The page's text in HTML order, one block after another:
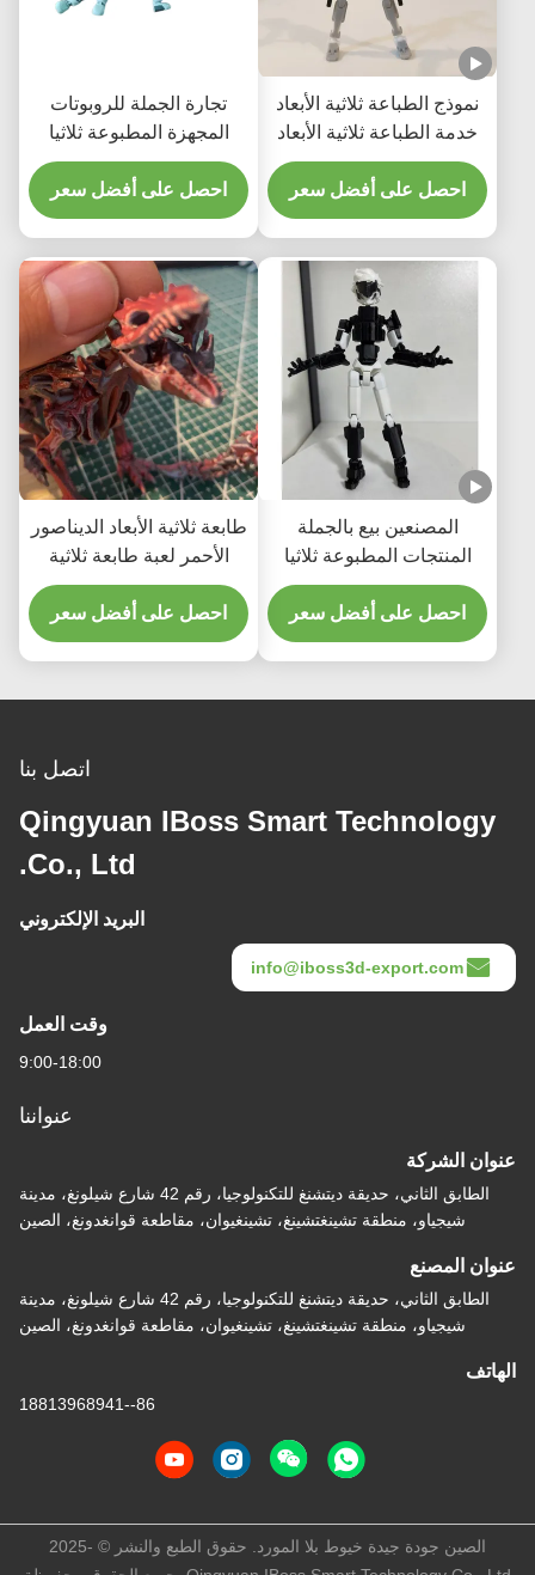
نموذج الطباعة ثلاثية الأبعاد
خدمة الطباعة ثلاثية الأبعاد
المخصصة نموذج الطباعة
ثلاثية الأبعاد
احصل على أفضل سعر
تجارة الجملة للروبوتات
المجهزة المطبوعة ثلاثيا
الأبعاد
احصل على أفضل سعر
المصنعين بيع بالجملة
المنتجات المطبوعة ثلاثيا
الأبعاد
احصل على أفضل سعر
طابعة ثلاثية الأبعاد الديناصور
الأحمر لعبة طابعة ثلاثية
الأبعاد نموذج مخصص
احصل على أفضل سعر
اتصل بنا
Qingyuan IBoss Smart Technology
Co., Ltd.
البريد الإلكتروني
info@iboss3d-export.com
وقت العمل
9:00-18:00
عنواننا
عنوان الشركة
الطابق الثاني، حديقة ديتشنغ للتكنولوجيا، رقم 42 شارع شيلونغ، مدينة
شيجياو، منطقة تشينغتشينغ، تشينغيوان، مقاطعة قوانغدونغ، الصين
عنوان المصنع
الطابق الثاني، حديقة ديتشنغ للتكنولوجيا، رقم 42 شارع شيلونغ، مدينة
شيجياو، منطقة تشينغتشينغ، تشينغيوان، مقاطعة قوانغدونغ، الصين
الهاتف
86--18813968941
الصين جودة جيدة خيوط بلا المورد. حقوق الطبع والنشر © -2025